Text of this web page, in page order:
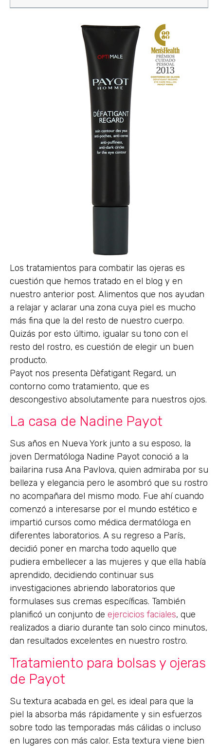
Los tratamientos para combatir las ojeras es
cuestión que hemos tratado en el blog y en
nuestro anterior post. Alimentos que nos ayudan
a relajar y aclarar una zona cuya piel es mucho
más fina que la del resto de nuestro cuerpo.
Quizás por esto último, igualar su tono con el
resto del rostro, es cuestión de elegir un buen
producto.
Payot nos presenta Dèfatigant Regard, un
contorno como tratamiento, que es
descongestivo absolutamente para nuestros ojos.
La casa de Nadine Payot
Sus años en Nueva York junto a su esposo, la
joven Dermatóloga Nadine Payot conoció a la
bailarina rusa Ana Pavlova, quien admiraba por su
belleza y elegancia pero le asombró que su rostro
no acompañara del mismo modo. Fue ahí cuando
comenzó a interesarse por el mundo estético e
impartió cursos como médica dermatóloga en
diferentes laboratorios. A su regreso a París,
decidió poner en marcha todo aquello que
pudiera embellecer a las mujeres y que ella había
aprendido, decidiendo continuar sus
investigaciones abriendo laboratorios que
formulases sus cremas específicas. También
planificó un conjunto de ejercicios faciales, que
realizados a diario durante tan solo cinco minutos,
dan resultados excelentes en nuestro rostro.
Tratamiento para bolsas y ojeras
de Payot
Su textura acabada en gel, es ideal para que la
piel la absorba más rápidamente y sin esfuerzos
sobre todo las temporadas más cálidas o incluso
en lugares con más calor. Esta textura viene bien